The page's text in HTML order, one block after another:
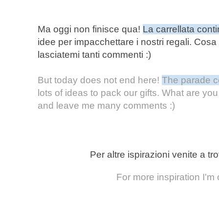
Ma oggi non finisce qua! La carrellata
idee per impacchettare i nostri regali.
lasciatemi tanti commenti :)
But today does not end here! The parade
lots of ideas to pack our gifts. What are
and leave me many comments :)
Per altre ispirazioni venite a
For more inspiration I'm